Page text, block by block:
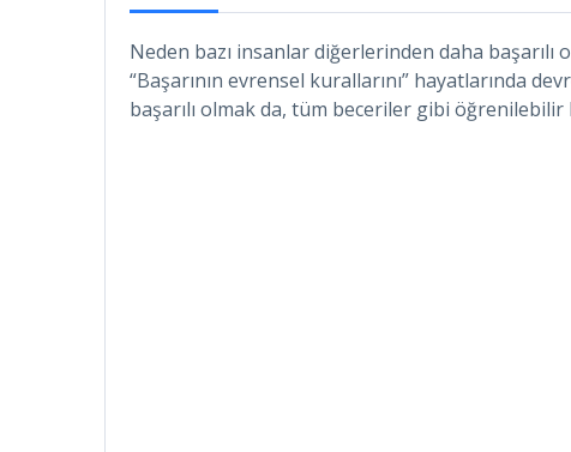
Neden bazı insanlar diğerlerinden daha
“Başarının evrensel kurallarını” hayatlarında
başarılı olmak da, tüm beceriler gibi